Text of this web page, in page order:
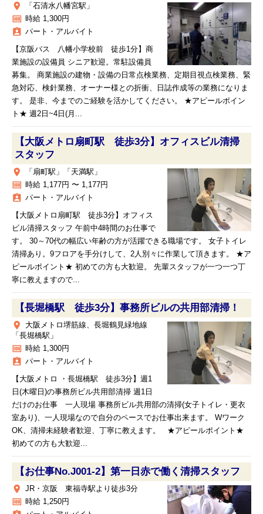
place 「石清水八幡宮駅」
money 時給 1,300円
assignment_ind パート・アルバイト
【京阪バス 八幡小学校前 徒歩1分】商
業施設の設備員 シニア歓迎。常駐設備員
募集。 商業施設の建物・設備の日常点検業務、定期目視点検業務、緊
急対応、検針業務、オーナー様との折衝、日誌作成等の業務になりま
す。 是非、今までのご経験を活かしてください。 ★アピールポイン
ト★ 週2日~4日(月...
【大阪メトロ扇町駅 徒歩3分】オフィスビル清掃
スタッフ
place 「扇町駅」「天満駅」
money 時給 1,177円 〜 1,177円
assignment_ind パート・アルバイト
【大阪メトロ扇町駅 徒歩3分】オフィス
ビル清掃スタッフ 午前中4時間のお仕事で
す。 30～70代の幅広い年齢の方が活躍できる職場です。 女子トイレ
清掃あり。9フロアを手分けして、2人別々に作業して頂きます。 ★ア
ピールポイント★ 初めての方も大歓迎。 先輩スタッフが一つ一つ丁
寧に教えますので...
【長堀橋駅 徒歩3分】事務所ビルの共用部清掃！
place
大阪メトロ堺筋線、長堀鶴見緑地線
「長堀橋駅」
money 時給 1,300円
assignment_ind パート・アルバイト
【大阪メトロ ・長堀橋駅 徒歩3分】週1
日(木曜日)の事務所ビル共用部清掃 週1日
だけのお仕事 一人現場 事務所ビル共用部の清掃(女子トイレ・更衣
室あり)、一人現場なので自分のペースでお仕事出来ます。 Wワーク
OK、清掃未経験者歓迎、丁寧に教えます。 ★アピールポイント★
初めての方も大歓迎...
【お仕事No.J001-2】第一日赤で働く清掃スタッフ
place JR・京阪 東福寺駅より徒歩3分
money 時給 1,250円